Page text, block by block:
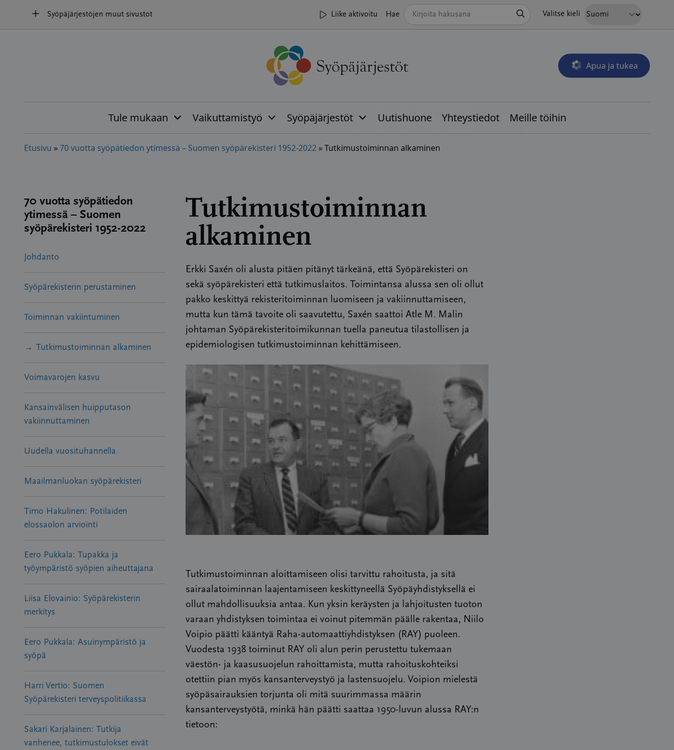
sisältöön
Syöpäjärjestöjen muut sivustot Liike aktivoitu Hae Valitse kieli
Apua ja tukea
Avautuu uudessa
Tule mukaan Vaikuttamistyö Syöpäjärjestöt Uutishuone Yhteystiedot Meille töihin
Etusivu »70 vuotta syöpätiedon ytimessä – Suomen syöpärekisteri 1952-2022 »Tutkimustoiminnan alkaminen
70 vuotta syöpätiedon
ytimessä – Suomen
syöpärekisteri 1952-2022
Johdanto
Syöpärekisterin perustaminen
Toiminnan vakiintuminen
Tutkimustoiminnan alkaminen
Voimavarojen kasvu
Kansainvälisen huipputason
vakiinnuttaminen
Uudella vuosituhannella
Maailmanluokan syöpärekisteri
Timo Hakulinen: Potilaiden
elossaolon arviointi
Eero Pukkala: Tupakka ja
työympäristö syöpien aiheuttajana
Liisa Elovainio: Syöpärekisterin
merkitys
Eero Pukkala: Asuinympäristö ja
syöpä
Harri Vertio: Suomen
Syöpärekisteri terveyspolitiikassa
Sakari Karjalainen: Tutkija
vanhenee, tutkimustulokset eivät
Tutkimustoiminnan
alkaminen
Erkki Saxén oli alusta pitäen pitänyt tärkeänä, että Syöpärekisteri on
sekä syöpärekisteri että tutkimuslaitos. Toimintansa alussa sen oli ollut
pakko keskittyä rekisteritoiminnan luomiseen ja vakiinnuttamiseen,
mutta kun tämä tavoite oli saavutettu, Saxén saattoi Atle M. Malin
johtaman Syöpärekisteritoimikunnan tuella paneutua tilastollisen ja
epidemiologisen tutkimustoiminnan kehittämiseen.
Tutkimustoiminnan aloittamiseen olisi tarvittu rahoitusta, ja sitä
sairaalatoiminnan laajentamiseen keskittyneellä Syöpäyhdistyksellä ei
ollut mahdollisuuksia antaa. Kun yksin keräysten ja lahjoitusten tuoton
varaan yhdistyksen toimintaa ei voinut pitemmän päälle rakentaa, Niilo
Voipio päätti kääntyä Raha-automaattiyhdistyksen (RAY) puoleen.
Vuodesta 1938 toiminut RAY oli alun perin perustettu tukemaan
väestön- ja kaasusuojelun rahoittamista, mutta rahoituskohteiksi
otettiin pian myös kansanterveystyö ja lastensuojelu. Voipion mielestä
syöpäsairauksien torjunta oli mitä suurimmassa määrin
kansanterveystyötä, minkä hän päätti saattaa 1950-luvun alussa RAY:n
tietoon: